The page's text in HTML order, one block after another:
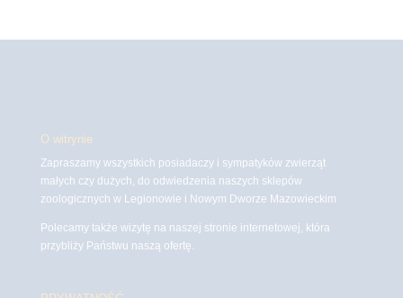
O witrynie
Zapraszamy wszystkich posiadaczy i sympatyków zwierząt
małych czy dużych, do odwiedzenia naszych sklepów
zoologicznych w Legionowie i Nowym Dworze Mazowieckim
Polecamy także wizytę na naszej stronie internetowej, która
przybliży Państwu naszą ofertę.